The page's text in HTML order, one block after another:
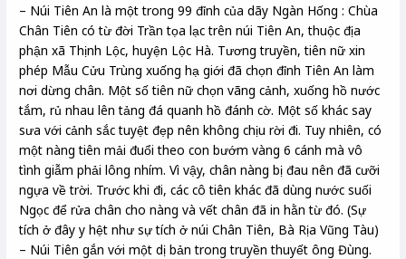
– Núi Tiên An là một trong 99 đỉnh của dãy Ngàn Hống : Chùa
Chân Tiên có từ đời Trần tọa lạc trên núi Tiên An, thuộc địa
phận xã Thịnh Lộc, huyện Lộc Hà. Tương truyền, tiên nữ xin
phép Mẫu Cửu Trùng xuống hạ giới đã chọn đỉnh Tiên An làm
nơi dừng chân. Một số tiên nữ chọn vãng cảnh, xuống hồ nước
tắm, rủ nhau lên tảng đá quanh hồ đánh cờ. Một số khác say
sưa với cảnh sắc tuyệt đẹp nên không chịu rời đi. Tuy nhiên, có
một nàng tiên mải đuổi theo con bướm vàng 6 cánh mà vô
tình giẫm phải lông nhím. Vì vậy, chân nàng bị đau nên đã cưỡi
ngựa về trời. Trước khi đi, các cô tiên khác đã dùng nước suối
Ngọc để rửa chân cho nàng và vết chân đã in hằn từ đó. (Sự
tích ở đây y hệt như sự tích ở núi Chân Tiên, Bà Rịa Vũng Tàu)
– Núi Tiên gắn với một dị bản trong truyền thuyết ông Đùng.